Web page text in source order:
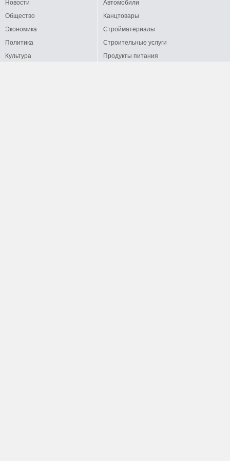
Новости
Общество
Экономика
Политика
Культура
Автомобили
Канцтовары
Стройматериалы
Строительные услуги
Продукты питания